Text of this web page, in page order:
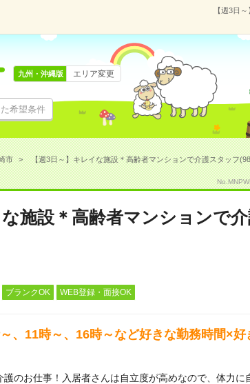
【週3日
希望条件
九州・沖縄版 エリア変更
市 【週3日～】キレイな施設＊高齢者マンションで介護スタッフ
な施設＊高齢者マンションで
ブランクOK WEB登録・面接OK
、11時～、16時～など好きな勤務時間×好
のお仕事！入居者さんは自立度が高めなので、体力に